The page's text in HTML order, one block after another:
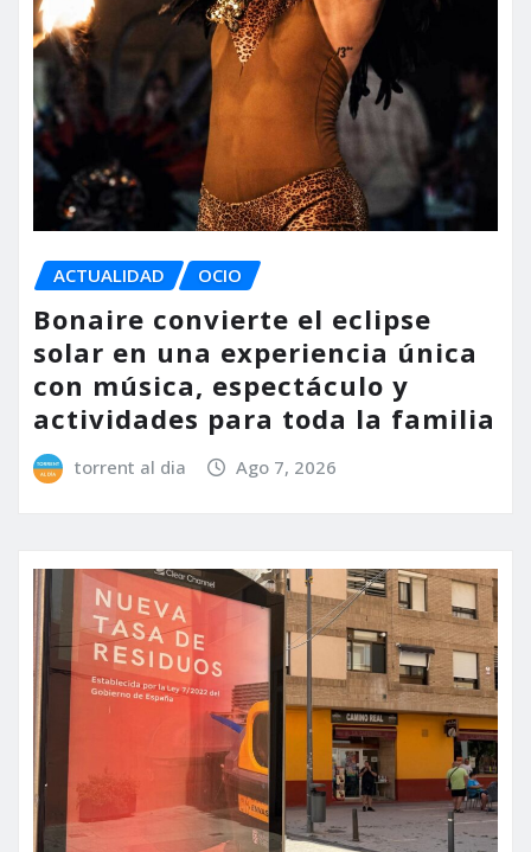
ACTUALIDAD OCIO
Bonaire convierte el eclipse
solar en una experiencia única
con música, espectáculo y
actividades para toda la familia
torrent al dia Ago 7, 2026